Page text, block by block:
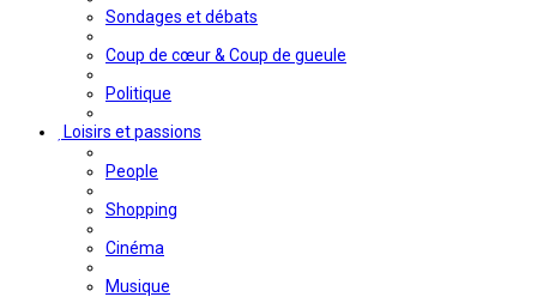
Sondages et débats
Coup de cœur & Coup de gueule
Politique
Loisirs et passions
People
Shopping
Cinéma
Musique